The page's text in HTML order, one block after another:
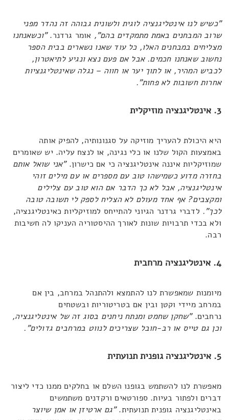
"כשיש לנו אינטליגנציה לוגית ולשונית גבוהה זה נהדר מפני
שרוב המבחנים באמת מתמקדים בהם", אומר גרדנר."וכשאנחנו
מצליחים במבחנים האלו, כל עוד שאנו נשארים בבית הספר
נחשוב שאנחנו חכמים. אבל אם פעם נצא ונגיע לתיאטרון,
לכביש המהיר, או לתוך יער או חווה – נגלה שאינטליגנציות
אחרות חשובות לא פחות".
3. אינטליגנציה מוזיקלית
היא היכולת להעריך מוזיקה על סגנונותיה, להפיק אותה
באמצעות הקול שלנו או כלי נגינה, או לנצח עליה. יש שאומרים
שמוזיקליות איננה אינטליגנציה כי אם כישרון."אני שואל אותם
בחזרה מדוע כשמישהו טוב עם מספרים או עם מילים זוהי
אינטליגנציה, אבל לא כך הדבר אם הוא טוב עם צלילים
ומקצבים? אף אחד מעולם לא הצליח לספק לי תשובה טובה
לכך". לדברי גרדנר הגיוני להתייחס למוזיקליות כאינטליגנציה,
ולא בכדי תרבויות שונות לאורך ההיסטוריה העניקו לה חשיבות
רבה.
4. אינטליגנציה מרחבית
מיומנות שמאפשרת לנו להתמצא ולהתנהל במרחב, בין אם
במרחב מיידי וקטן ובין אם בטריטוריות ובשטחים
נרחבים."שחקן שחמט ומנתח ניחנים בסוג זה של אינטליגנציה,
וכן גם טייס או רב-חובל שצריכים לנווט במרחבים גדולים".
5. אינטליגנציה גופנית תנועתית
מאפשרת לנו להשתמש בגופנו השלם או בחלקים ממנו כדי ליצור
דברים ולפתור בעיות. ספורטאים ורקדנים משתמשים
באינטליגנציה גופנית תנועתית."גם ארטיזן או אמן שיוצר